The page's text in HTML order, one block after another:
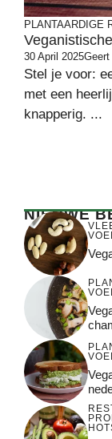
PLANTAARDIGE
30 April 2025Geert
Stel je voor:
met een
knapperig. ...
NIEUWE